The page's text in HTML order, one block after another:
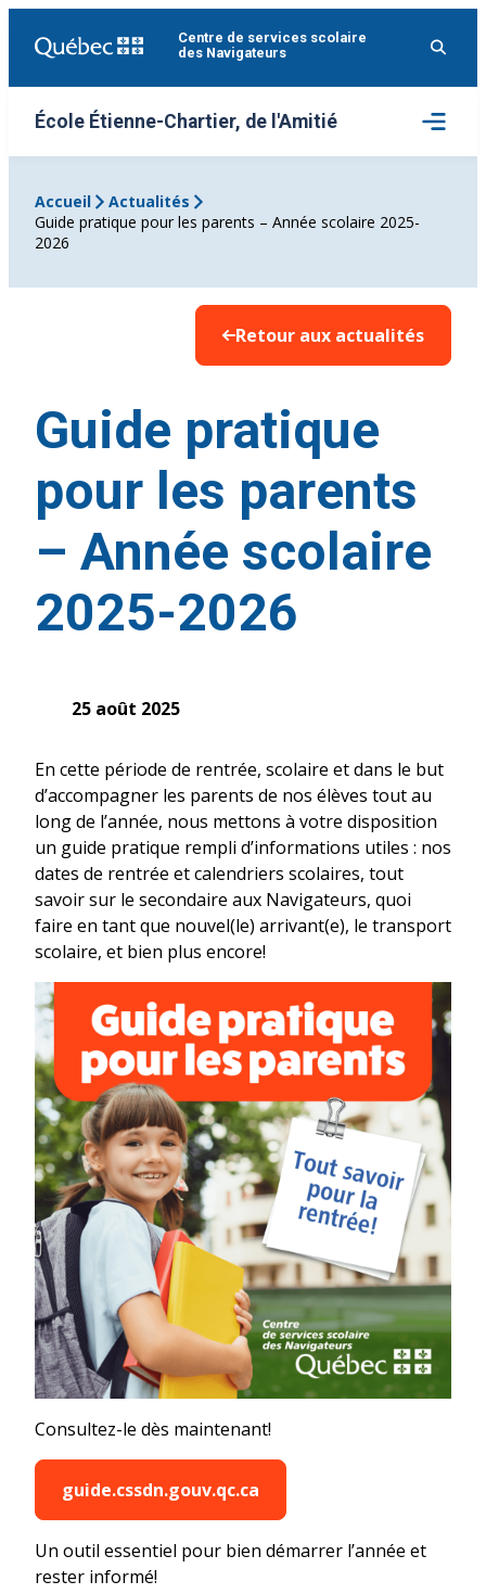
Centre de services scolaire
des Navigateurs
École Étienne-Chartier, de l'Amitié
Ouvrir
le
menu
Accueil
Actualités
Guide pratique pour les parents – Année scolaire 2025-
2026
Retour aux actualités
Guide pratique
pour les parents
– Année scolaire
2025-2026
25 août 2025
En cette période de rentrée, scolaire et dans le but
d’accompagner les parents de nos élèves tout au
long de l’année, nous mettons à votre disposition
un guide pratique rempli d’informations utiles : nos
dates de rentrée et calendriers scolaires, tout
savoir sur le secondaire aux Navigateurs, quoi
faire en tant que nouvel(le) arrivant(e), le transport
scolaire, et bien plus encore!
Consultez-le dès maintenant!
guide.cssdn.gouv.qc.ca
Un outil essentiel pour bien démarrer l’année et
rester informé!